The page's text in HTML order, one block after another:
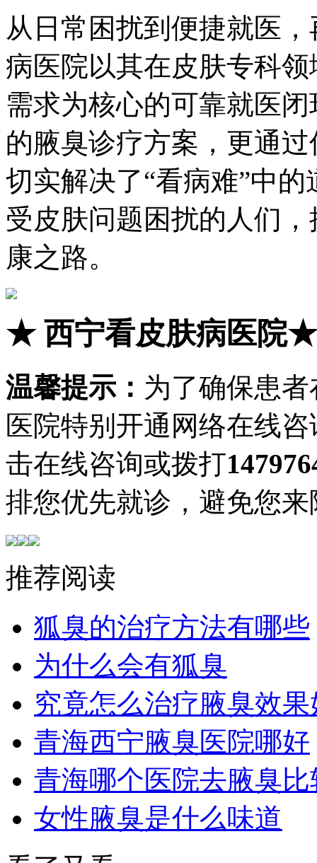
从日常困扰到便捷就医
病医院以其在皮肤专科
需求为核心的可靠就医
的腋臭诊疗方案，更通
切实解决了“看病难”中
受皮肤问题困扰的人们
康之路。
★西宁看皮肤病医院★
温馨提示： 为了确保患
医院特别开通网络在线
击在线咨询或拨打
排您优先就诊，避免您
推荐阅读
狐臭的治疗方法有哪些
为什么会有狐臭
究竟怎么治疗腋臭效果
青海西宁腋臭医院哪好
青海哪个医院去腋臭比
女性腋臭是什么味道